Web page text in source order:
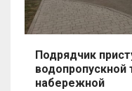
Подрядчик
водопропускной
набережной